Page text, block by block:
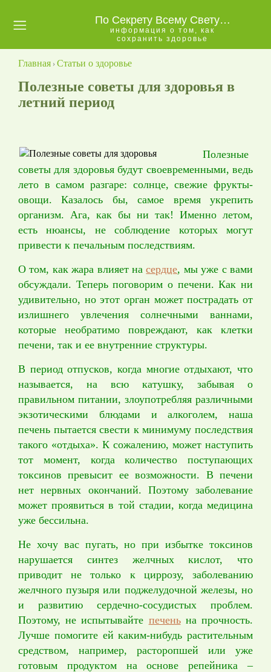
Главная
Как
стать
партнером
NSP
мне
Контакты
Бизнес
в
NSP
Политика
конфиденциальности
По Секрету Всему Свету…
информация о том, как
сохранить здоровье
Главная › Статьи о здоровье
Полезные советы для здоровья в
летний период
Полезные
советы для здоровья будут своевременными, ведь
лето в самом разгаре: солнце, свежие фрукты-
овощи. Казалось бы, самое время укрепить
организм. Ага, как бы ни так! Именно летом,
есть нюансы, не соблюдение которых могут
привести к печальным последствиям.
О том, как жара влияет насердце, мы уже с вами
обсуждали. Теперь поговорим о печени. Как ни
удивительно, но этот орган может пострадать от
излишнего увлечения солнечными ваннами,
которые необратимо повреждают, как клетки
печени, так и ее внутренние структуры.
В период отпусков, когда многие отдыхают, что
называется, на всю катушку, забывая о
правильном питании, злоупотребляя различными
экзотическими блюдами и алкоголем, наша
печень пытается свести к минимуму последствия
такого «отдыха». К сожалению, может наступить
тот момент, когда количество поступающих
токсинов превысит ее возможности. В печени
нет нервных окончаний. Поэтому заболевание
может проявиться в той стадии, когда медицина
уже бессильна.
Не хочу вас пугать, но при избытке токсинов
нарушается синтез желчных кислот, что
приводит не только к циррозу, заболеванию
желчного пузыря или поджелудочной железы, но
и развитию сердечно-сосудистых проблем.
Поэтому, не испытывайте печеньна прочность.
Лучше помогите ей каким-нибудь растительным
средством, например, расторопшей или уже
готовым продуктом на основе репейника –